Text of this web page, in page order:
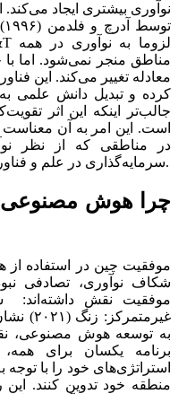
مناطق منجر نمی‌شود. اما
معادله تغییر می‌کند. این
کرده و تبدیل دانش علمی
جالب‌‌‌تر اینکه این اثر
است. این امر به آن
در مناطقی که از نظر
سرمایه‌گذاری در علم و فناوری را به طور چشمگیری افزایش دهند.
چرا هوش مصنوعی
موفقیت چین در استفاده
شکاف نوآوری، تصادفی
موفقیت نقش داشته‌‌‌اند:
به توسعه هوش مصنوعی،
برنامه یکسان برای
استراتژی‌‌‌های خود را با
منطقه خود تدوین کنند. این